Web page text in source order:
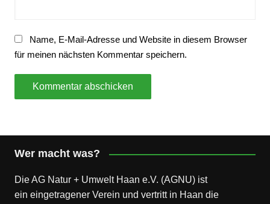
Name, E-Mail-Adresse und Website in diesem Browser
für meinen nächsten Kommentar speichern.
Wer macht was?
Die AG Natur + Umwelt Haan e.V. (AGNU) ist
ein eingetragener Verein und vertritt in Haan die